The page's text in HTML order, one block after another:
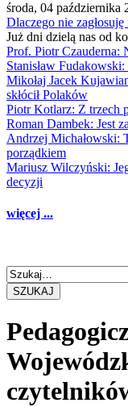
środa, 04 października
Dlaczego nie zagłosuję
Już dni dzielą nas od
Prof. Piotr Czauderna:
Stanisław
Mikołaj Jacek
skłócił Polaków
Piotr Kotlarz: Z trzech
Roman Dambek: Jest
Andrzej Michałowski:
porządkiem
Mariusz Wilczyński:
decyzji
więcej ...
SZUKAJ